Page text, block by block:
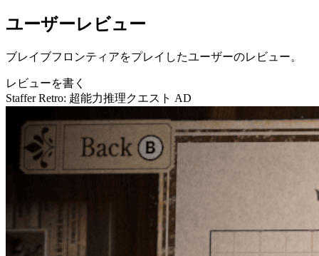
ユーザーレビュー
ブレイブフロンティアをプレイしたユーザーのレビュー。
レビューを書く
Staffer Retro: 超能力推理クエスト AD